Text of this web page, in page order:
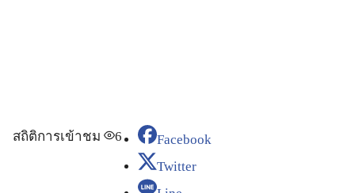
สถิติการเข้าชม 6
Facebook
Twitter